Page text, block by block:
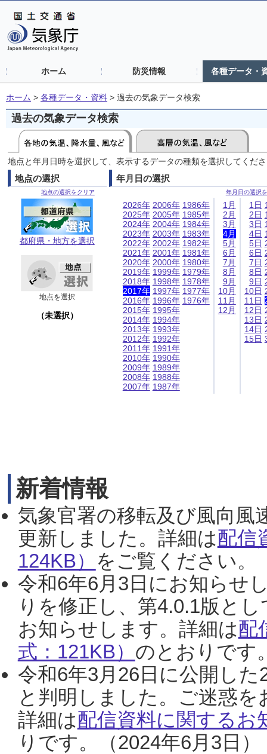
ホーム 防災情報 各種データ・
ホーム > 各種データ・資料 > 過去の気象データ検索
過去の気象データ検索
地点と年月日時を選択して、表示するデータの種類を選択してくだ
地点の選択
地点の選択をクリア
都府県・地方を選択
地点を選択
（未選択）
年月日の選択
年月日の選択
2026年
2025年
2024年
2023年
2022年
2021年
2020年
2019年
2018年
2017年
2016年
2015年
2014年
2013年
2012年
2011年
2010年
2009年
2008年
2007年
2006年
2005年
2004年
2003年
2002年
2001年
2000年
1999年
1998年
1997年
1996年
1995年
1994年
1993年
1992年
1991年
1990年
1989年
1988年
1987年
1986年
1985年
1984年
1983年
1982年
1981年
1980年
1979年
1978年
1977年
1976年
1月
2月
3月
4月
5月
6月
7月
8月
9月
10月
11月
12月
1日
2日
3日
4日
5日
6日
7日
8日
9日
10日
11日
12日
13日
14日
15日
新着情報
気象官署の移転及び風向風
更新しました。詳細は配信
124KB） をご覧ください。
令和6年6月3日にお知らせ
りを修正し、第4.0.1版と
お知らせします。詳細は配
式：121KB） のとおりです
令和6年3月26日に公開し
と判明しました。ご迷惑
詳細は配信資料に関するお
りです。（2024年6月3日）